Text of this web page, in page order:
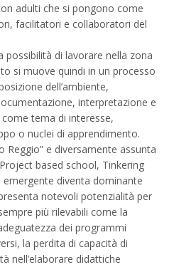
adulti che si pongono come
facilitatori e collaboratori del
possibilità di lavorare nella zona
si muove quindi in un processo
dell’ambiente,
interpretazione e
tema di interesse,
o nuclei di apprendimento.
Reggio” e diversamente assunta
based school, Tinkering
diventa dominante
notevoli potenzialità per
più rilevabili come la
dei programmi
la perdita di capacità di
nell’elaborare didattiche